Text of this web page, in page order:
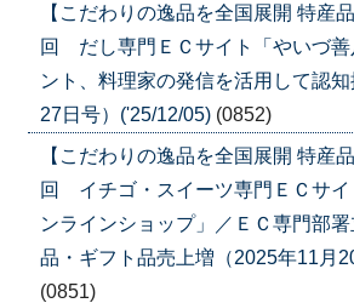
【こだわりの逸品を全国展開 特産
回 だし専門ＥＣサイト「やいづ善
ント、料理家の発信を活用して認
27日号）('25/12/05) (0852)
【こだわりの逸品を全国展開 特産
回 イチゴ・スイーツ専門ＥＣサイ
ンラインショップ」／ＥＣ専門部
品・ギフト品売上増（2025年11月
(0851)